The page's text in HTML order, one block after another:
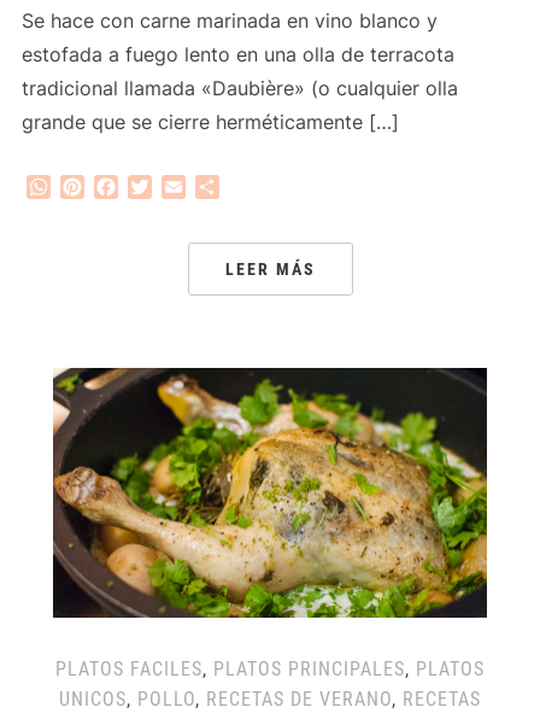
Se hace con carne marinada en vino blanco y
estofada a fuego lento en una olla de terracota
tradicional llamada «Daubière» (o cualquier olla
grande que se cierre herméticamente […]
WhatsApp
PinterestFacebook
Twitter
Email
LEER MÁS
PLATOS FACILES, PLATOS PRINCIPALES, PLATOS
UNICOS, POLLO, RECETAS DE VERANO, RECETAS